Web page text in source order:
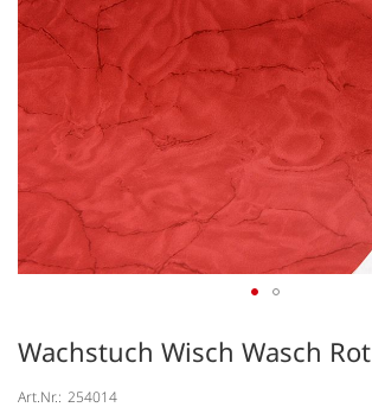
Wachstuch Wisch Wasch Rot
Art.Nr.: 254014